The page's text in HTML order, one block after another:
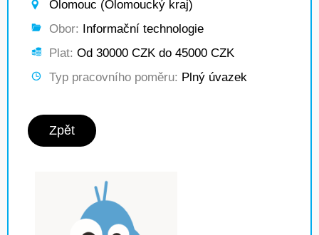
Olomouc (Olomoucký kraj)
Obor: Informační technologie
Plat: Od 30000 CZK do 45000 CZK
Typ pracovního poměru: Plný úvazek
Zpět